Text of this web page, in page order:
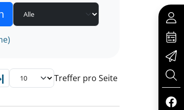
Letzte Seite Treffer pro Seite